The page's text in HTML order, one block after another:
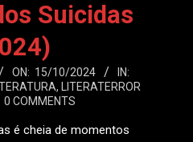
Suicidas
ON: 15/10/2024
IN:
,
LITERATERROR
0 COMMENTS
é cheia de momentos